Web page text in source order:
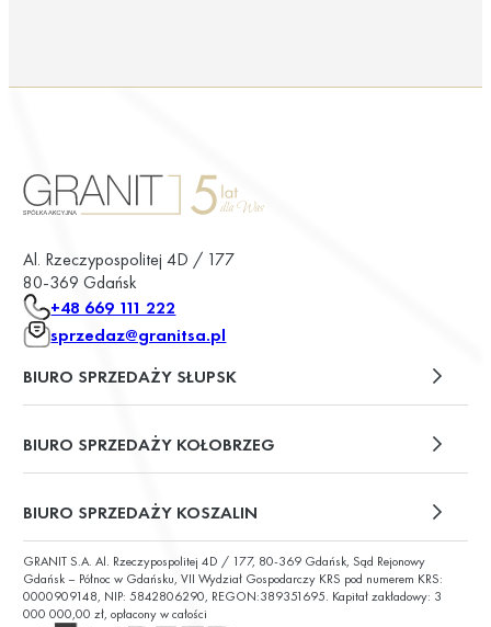
Al. Rzeczypospolitej 4D / 177
80-369 Gdańsk
+48 669 111 222
sprzedaz@granitsa.pl
BIURO SPRZEDAŻY SŁUPSK
plac Władysława Broniewskiego 13/u2
BIURO SPRZEDAŻY KOŁOBRZEG
ul. Św. Wojciecha 6
BIURO SPRZEDAŻY KOSZALIN
ul. Chałubińskiego 9
GRANIT S.A. Al. Rzeczypospolitej 4D / 177, 80-369 Gdańsk, Sąd Rejonowy
Gdańsk – Północ w Gdańsku, VII Wydział Gospodarczy KRS pod numerem KRS:
0000909148, NIP: 5842806290, REGON:389351695. Kapitał zakładowy: 3
000 000,00 zł, opłacony w całości